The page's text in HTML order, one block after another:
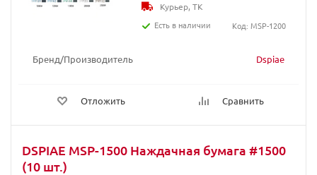
Бренд/Производитель Dspiae
Отложить Сравнить
Курьер, ТК
Есть в наличии
Код: MSP-1200
DSPIAE MSP-1500 Наждачная бумага #1500
(10 шт.)